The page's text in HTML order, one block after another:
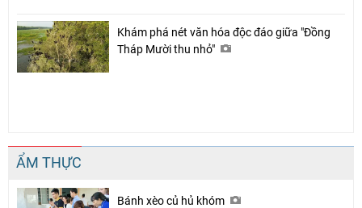
Khám phá nét văn hóa độc đáo giữa "Đồng
Tháp Mười thu nhỏ"
ẨM THỰC
Bánh xèo củ hủ khóm